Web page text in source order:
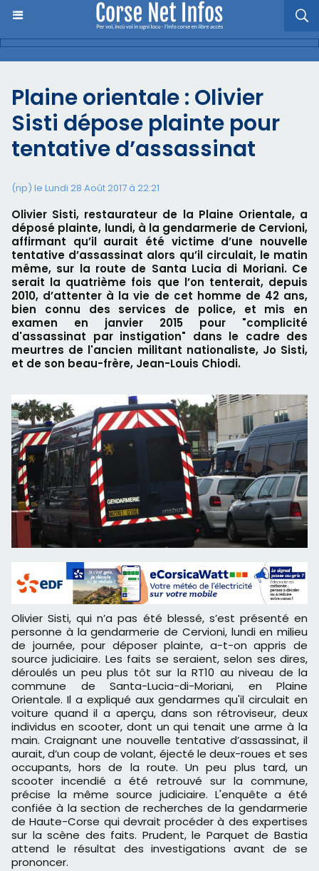
Plaine orientale : Olivier
Sisti dépose plainte pour
tentative d’assassinat
(np) le Lundi 28 Août 2017 à 22:21
Olivier Sisti, restaurateur de la Plaine Orientale, a
déposé plainte, lundi, à la gendarmerie de Cervioni,
affirmant qu’il aurait été victime d’une nouvelle
tentative d’assassinat alors qu’il circulait, le matin
même, sur la route de Santa Lucia di Moriani. Ce
serait la quatrième fois que l’on tenterait, depuis
2010, d’attenter à la vie de cet homme de 42 ans,
bien connu des services de police, et mis en
examen en janvier 2015 pour "complicité
d'assassinat par instigation" dans le cadre des
meurtres de l'ancien militant nationaliste, Jo Sisti,
et de son beau-frère, Jean-Louis Chiodi.
Olivier Sisti, qui n’a pas été blessé, s’est présenté en
personne à la gendarmerie de Cervioni, lundi en milieu
de journée, pour déposer plainte, a-t-on appris de
source judiciaire. Les faits se seraient, selon ses dires,
déroulés un peu plus tôt sur la RT10 au niveau de la
commune de Santa-Lucia-di-Moriani, en Plaine
Orientale. Il a expliqué aux gendarmes qu'il circulait en
voiture quand il a aperçu, dans son rétroviseur, deux
individus en scooter, dont un qui tenait une arme à la
main. Craignant une nouvelle tentative d’assassinat, il
aurait, d’un coup de volant, éjecté le deux-roues et ses
occupants, hors de la route. Un peu plus tard, un
scooter incendié a été retrouvé sur la commune,
précise la même source judiciaire. L'enquête a été
confiée à la section de recherches de la gendarmerie
de Haute-Corse qui devrait procéder à des expertises
sur la scène des faits. Prudent, le Parquet de Bastia
attend le résultat des investigations avant de se
prononcer.